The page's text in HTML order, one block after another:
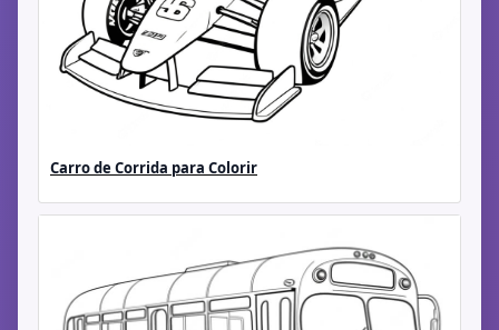
Carro de Corrida para Colorir